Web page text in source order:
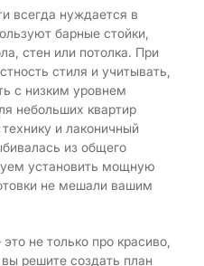
всегда нуждается в
барные стойки,
стен или потолка. При
стиля и учитывать,
с низким уровнем
небольших квартир
и лаконичный
из общего
установить мощную
не мешали вашим
не только про красиво,
решите создать план